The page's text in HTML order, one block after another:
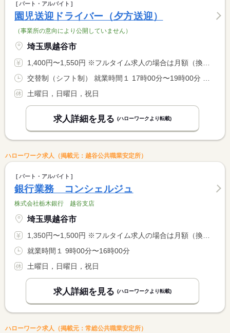
パート・アルバイト
園児送迎ドライバー（夕方送迎）
（事業所の意向により公開していません）
埼玉県越谷市
1,400円〜1,550円 ※フルタイム求人の場合は月額（換算額）、パート求人の場合は時間額を表示しています。
交替制（シフト制） 就業時間１ 17時00分〜19時00分 就業時間に関する特記事項 就業時間について、ご希望がありましたらご相談に応じます。
土曜日，日曜日，祝日
求人詳細を見る (ハローワークより転載)
ハローワーク求人（掲載元：越谷公共職業安定所）
パート・アルバイト
銀行業務 コンシェルジュ
株式会社栃木銀行 越谷支店
埼玉県越谷市
1,350円〜1,500円 ※フルタイム求人の場合は月額（換算額）、パート求人の場合は時間額を表示しています。
就業時間１ 9時00分〜16時00分
土曜日，日曜日，祝日
求人詳細を見る (ハローワークより転載)
ハローワーク求人（掲載元：常総公共職業安定所）